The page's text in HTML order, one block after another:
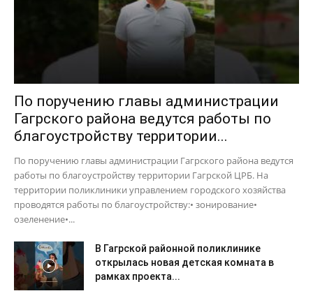
По поручению главы администрации
Гагрского района ведутся работы по
благоустройству территории...
По поручению главы администрации Гагрского района ведутся
работы по благоустройству территории Гагрской ЦРБ. На
территории поликлиники управлением городского хозяйства
проводятся работы по благоустройству:• зонирование•
озеленение•...
В Гагрской районной поликлинике
открылась новая детская комната в
рамках проекта...